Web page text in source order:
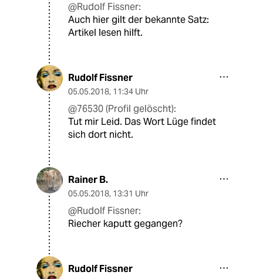
@Rudolf Fissner:
Auch hier gilt der bekannte Satz:
Artikel lesen hilft.
Rudolf Fissner
05.05.2018, 11:34 Uhr
@76530 (Profil gelöscht):
Tut mir Leid. Das Wort Lüge findet
sich dort nicht.
Rainer B.
05.05.2018, 13:31 Uhr
@Rudolf Fissner:
Riecher kaputt gegangen?
Rudolf Fissner